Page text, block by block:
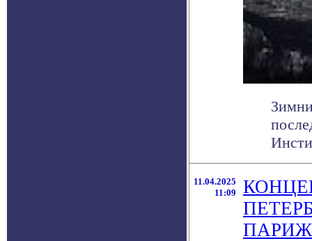
11.04.2025
11:09